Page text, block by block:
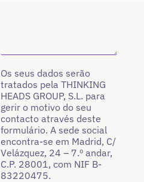
Os seus dados serão
tratados pela THINKING
HEADS GROUP, S.L. para
gerir o motivo do seu
contacto através deste
formulário. A sede social
encontra-se em Madrid, C/
Velázquez, 24 – 7.º andar,
C.P. 28001, com NIF B-
83220475.